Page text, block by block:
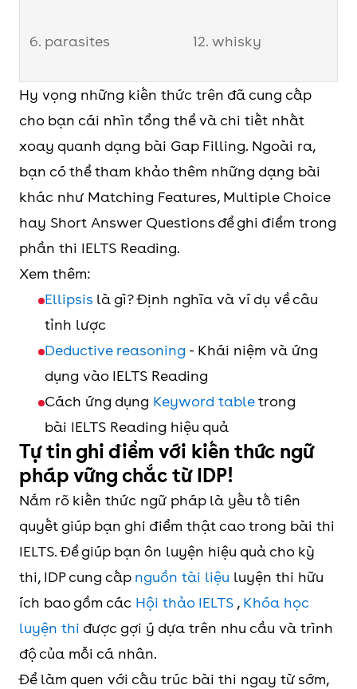
6. parasites 12. whisky
13. wounds
Hy vọng những kiến thức trên đã cung cấp
cho bạn cái nhìn tổng thể và chi tiết nhất
xoay quanh dạng bài Gap Filling. Ngoài ra,
bạn có thể tham khảo thêm những dạng bài
khác như Matching Features, Multiple Choice
hay Short Answer Questions để ghi điểm trong
phần thi IELTS Reading.
Xem thêm:
Ellipsis là gì? Định nghĩa và ví dụ về câu
tỉnh lược
Deductive reasoning - Khái niệm và ứng
dụng vào IELTS Reading
Cách ứng dụng Keyword tabletrong
bài IELTS Reading hiệu quả
Tự tin ghi điểm với kiến thức ngữ
pháp vững chắc từ IDP!
Nắm rõ kiến thức ngữ pháp là yếu tố tiên
quyết giúp bạn ghi điểm thật cao trong bài thi
IELTS. Để giúp bạn ôn luyện hiệu quả cho kỳ
thi, IDP cung cấp nguồn tài liệu luyện thi hữu
ích bao gồm các Hội thảo IELTS , Khóa học
luyện thi được gợi ý dựa trên nhu cầu và trình
độ của mỗi cá nhân.
Để làm quen với cấu trúc bài thi ngay từ sớm,